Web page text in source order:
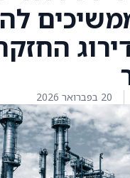
20 בפברואר 2026